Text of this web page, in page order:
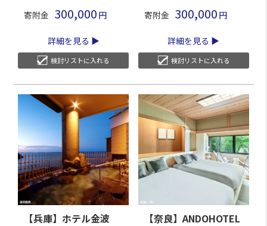
寄附金 300,000
詳細を見る
検討リストに入れる
寄附金 300,000
詳細を見る
検討リストに入れる
【兵庫】ホテル金波
【奈良】ANDOHOTEL